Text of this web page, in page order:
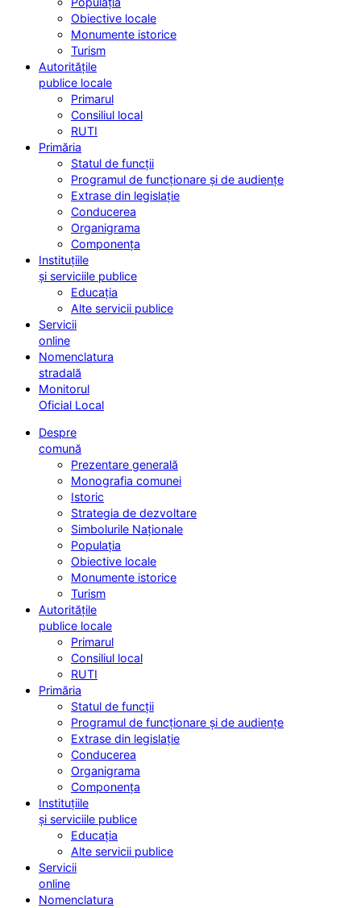
Obiective locale
Monumente istorice
Turism
Autoritățile
publice locale
Primarul
Consiliul local
RUTI
Primăria
Statul de funcții
Programul de funcționare și de audiențe
Extrase din legislație
Conducerea
Organigrama
Componența
Instituțiile
și serviciile publice
Educația
Alte servicii publice
Servicii
online
Nomenclatura
stradală
Monitorul
Oficial Local
Despre
comună
Prezentare generală
Monografia comunei
Istoric
Strategia de dezvoltare
Simbolurile Naționale
Populația
Obiective locale
Monumente istorice
Turism
Autoritățile
publice locale
Primarul
Consiliul local
RUTI
Primăria
Statul de funcții
Programul de funcționare și de audiențe
Extrase din legislație
Conducerea
Organigrama
Componența
Instituțiile
și serviciile publice
Educația
Alte servicii publice
Servicii
online
Nomenclatura